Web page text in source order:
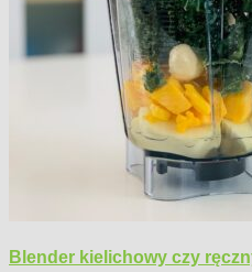
Blender kielichowy czy